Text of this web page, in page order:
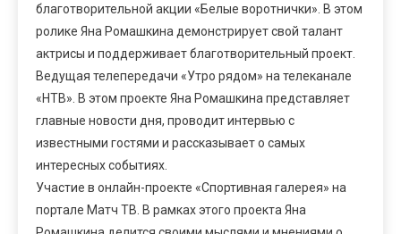
благотворительной акции «Белые воротнички». В этом
ролике Яна Ромашкина демонстрирует свой талант
актрисы и поддерживает благотворительный проект.
Ведущая телепередачи «Утро рядом» на телеканале
«НТВ». В этом проекте Яна Ромашкина представляет
главные новости дня, проводит интервью с
известными гостями и рассказывает о самых
интересных событиях.
Участие в онлайн-проекте «Спортивная галерея» на
портале Матч ТВ. В рамках этого проекта Яна